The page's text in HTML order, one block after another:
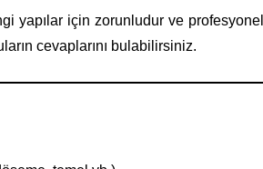
yapılar için zorunludur ve profesyonel
cevaplarını bulabilirsiniz.